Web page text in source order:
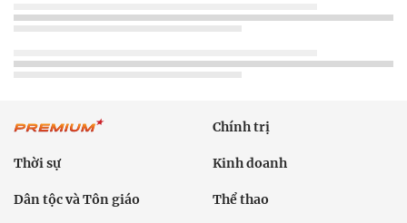
Chính trị
Thời sự Kinh doanh
Dân tộc và Tôn giáo Thể thao